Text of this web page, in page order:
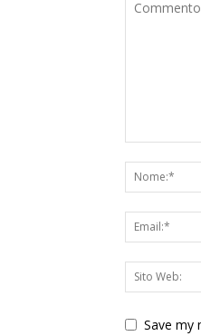
Save my